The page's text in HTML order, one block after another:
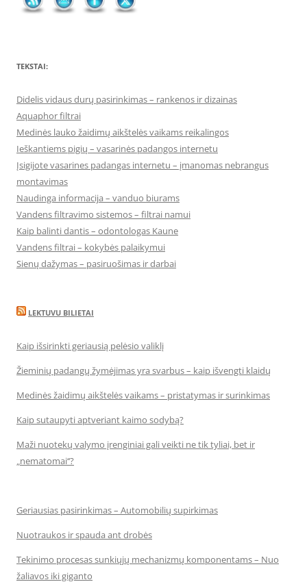
TEKSTAI:
Didelis vidaus durų pasirinkimas – rankenos ir dizainas
Aquaphor filtrai
Medinės lauko žaidimų aikštelės vaikams reikalingos
Ieškantiems pigių – vasarinės padangos internetu
Įsigijote vasarines padangas internetu – įmanomas nebrangus
montavimas
Naudinga informacija – vanduo biurams
Vandens filtravimo sistemos – filtrai namui
Kaip balinti dantis – odontologas Kaune
Vandens filtrai – kokybės palaikymui
Sienų dažymas – pasiruošimas ir darbai
LEKTUVU BILIETAI
Kaip išsirinkti geriausią pelėsio valiklį
Žieminių padangų žymėjimas yra svarbus – kaip išvengti klaidų
Medinės žaidimų aikštelės vaikams – pristatymas ir surinkimas
Kaip sutaupyti aptveriant kaimo sodybą?
Maži nuotekų valymo įrenginiai gali veikti ne tik tyliai, bet ir
„nematomai‘‘?
Geriausias pasirinkimas – Automobilių supirkimas
Nuotraukos ir spauda ant drobės
Tekinimo procesas sunkiųjų mechanizmų komponentams – Nuo
žaliavos iki giganto